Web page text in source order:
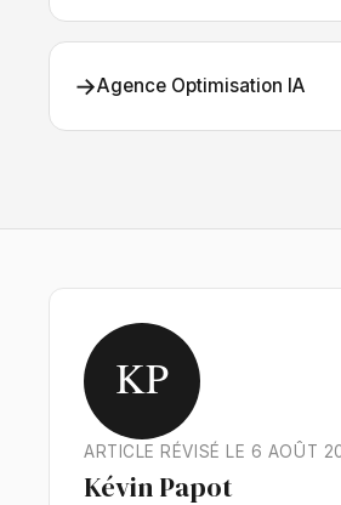
→Agence Optimisation IA
KP
ARTICLE RÉVISÉ LE 6 AOÛT
Kévin Papot